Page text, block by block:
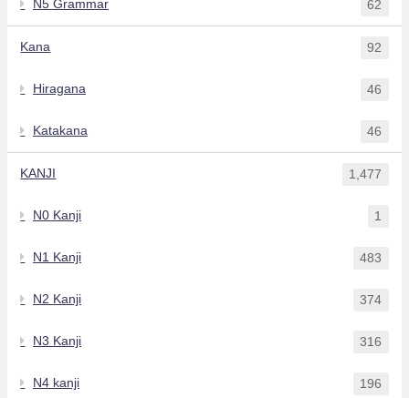
N5 Grammar 62
Kana 92
Hiragana 46
Katakana 46
KANJI 1,477
N0 Kanji 1
N1 Kanji 483
N2 Kanji 374
N3 Kanji 316
N4 kanji 196